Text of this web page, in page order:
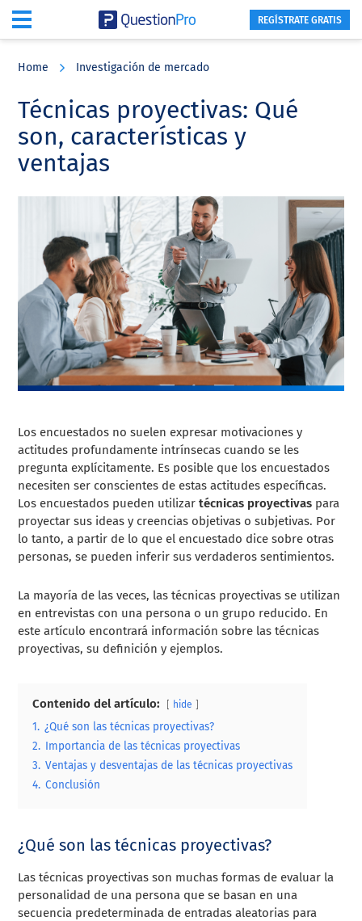
content
sidebar
REGÍSTRATE GRATIS
Home Investigación de mercado
Técnicas proyectivas: Qué
son, características y
ventajas
Los encuestados no suelen expresar motivaciones y
actitudes profundamente intrínsecas cuando se les
pregunta explícitamente. Es posible que los encuestados
necesiten ser conscientes de estas actitudes específicas.
Los encuestados pueden utilizartécnicas proyectivas para
proyectar sus ideas y creencias objetivas o subjetivas. Por
lo tanto, a partir de lo que el encuestado dice sobre otras
personas, se pueden inferir sus verdaderos sentimientos.
La mayoría de las veces, las técnicas proyectivas se utilizan
en entrevistas con una persona o un grupo reducido. En
este artículo encontrará información sobre las técnicas
proyectivas, su definición y ejemplos.
Contenido del artículo: hide
1. ¿Qué son las técnicas proyectivas?
2. Importancia de las técnicas proyectivas
3. Ventajas y desventajas de las técnicas proyectivas
4. Conclusión
¿Qué son las técnicas proyectivas?
Las técnicas proyectivas son muchas formas de evaluar la
personalidad de una persona que se basan en una
secuencia predeterminada de entradas aleatorias para